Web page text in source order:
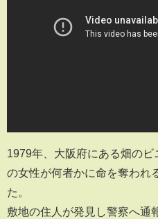
1979年、大阪府にある畑のビ
の女性が何者かに命を奪われ
た。
敷地の住人が発見し警察へ通